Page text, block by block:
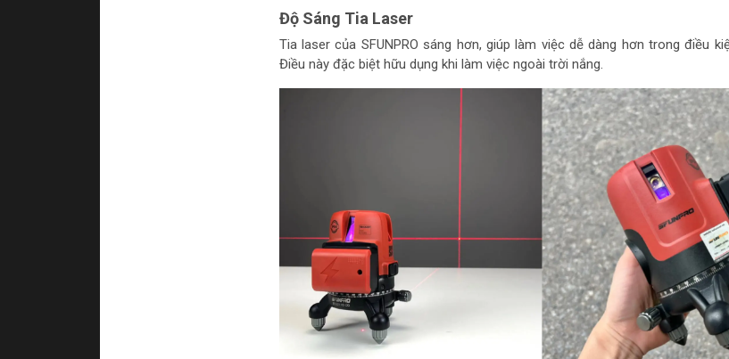
Độ Sáng Tia Laser
Tia laser của SFUNPRO sáng hơn, giúp làm việc dễ dàng hơn trong điều
Điều này đặc biệt hữu dụng khi làm việc ngoài trời nắng.